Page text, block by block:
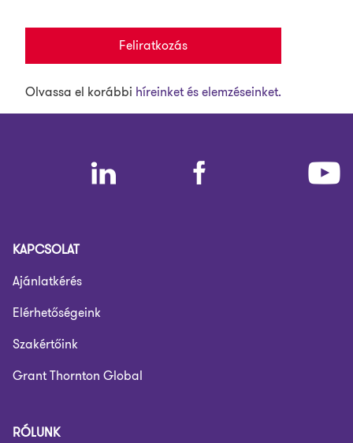
Feliratkozás
Olvassa el korábbi híreinket és elemzéseinket.
KAPCSOLAT
Ajánlatkérés
Elérhetőségeink
Szakértőink
Grant Thornton Global
RÓLUNK